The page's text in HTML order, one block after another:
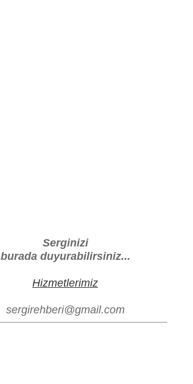
Serginizi
burada duyurabilirsiniz...
Hizmetlerimiz
sergirehberi@gmail.com